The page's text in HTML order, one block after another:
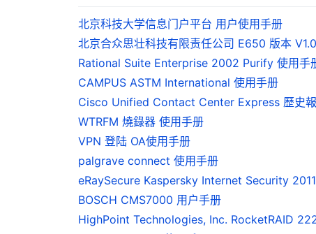
北京科技大学信息门户平台 用户使用手册
北京合众思壮科技有限责任公司 E650 版本
Rational Suite Enterprise 2002 Purify 使用手
CAMPUS ASTM International 使用手册
Cisco Unified Contact Center Express 歷史
WTRFM 燒錄器 使用手册
VPN 登陆 OA使用手册
palgrave connect 使用手册
eRaySecure Kaspersky Internet Security
BOSCH CMS7000 用户手册
HighPoint Technologies, Inc. RocketRAID